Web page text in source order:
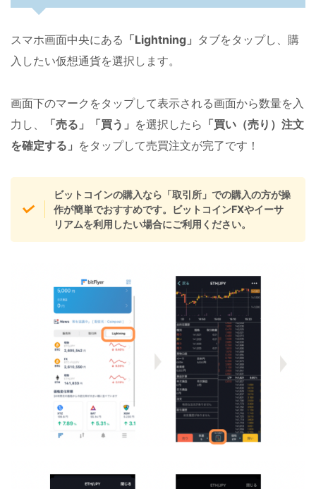
スマホ画面中央にある 「Lightning」 タブをタップし、購
入したい仮想通貨を選択します。
画面下のマークをタップして表示される画面から数量を入
力し、
「売る」「買う」 を選択したら 「買い（売り） 注文
を確定する」 をタップして売買注文が完了です！
ビットコインの購入なら「取引所」での購入の方が操
作が簡単でおすすめです。ビットコインFXやイーサ
リアムを利用したい場合にご利用ください。